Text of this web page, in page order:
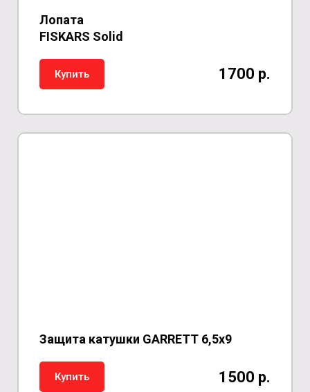
Лопата
FISKARS Solid
Купить 1700 р.
Защита катушки GARRETT 6,5х9
Купить 1500 р.